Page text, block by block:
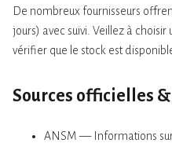
De nombreux fournisseurs
jours) avec suivi. Veillez à choisir
vérifier que le stock est
Sources officielles
ANSM — Informations